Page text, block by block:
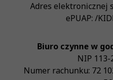
Adres elektronicznej
ePUAP: /
Biuro czynne w
NIP
Numer rachunku: 72